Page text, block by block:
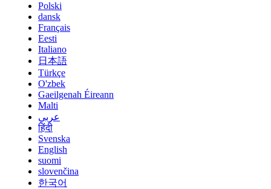
Polski
dansk
Français
Eesti
Italiano
日本語
Türkçe
O'zbek
Gaeilgenah Éireann
Malti
عربي
हिंदी
Svenska
English
suomi
slovenčina
한국어